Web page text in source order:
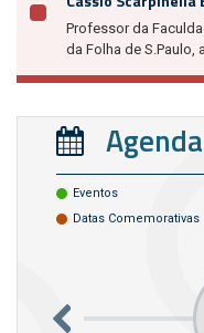
Professor da
da Folha de S.Paulo,
Agenda
Eventos
Datas Comemorativas